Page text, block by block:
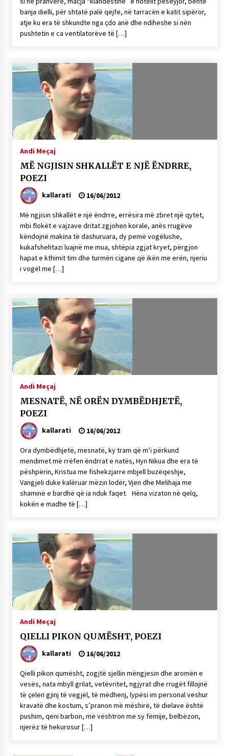
banja dielli, për shtatë palë qejfe, në tarracën e katit sipëror,
atje ku era të shkundte nga çdo anë dhe ndiheshe si nën
pushtetin e ca ventilatorëve të […]
Andi Meçaj
MË NGJISIN SHKALLËT E NJË ËNDRRE,
POEZI
kallarati 16/06/2012
Më ngjisin shkallët e një ëndrre, errësira më zbret një qytet,
mbi flokët e vajzave dritat zgjohen korale, anës rrugëve
këndojnë makina të dashuruara, dy pemë vogëlushe,
kukafshehtazi luajnë me mua, shtëpia zgjat kryet, përgjon
hapat e kthimit tim dhe turmën cigane që ikën me erën, njeriu
i vogël me […]
Andi Meçaj
MESNATË, NË ORËN DYMBËDHJETË,
POEZI
kallarati 16/06/2012
Ora dymbëdhjetë, mesnatë, ky tram që m’i përkund
mendimet më rrëfen ëndrrat e natës, Hyn Nikua dhe era të
pëshpërin, Kristua me fishekzjarre mbjell buzëqeshje,
Vangjeli duke kalëruar mëzin lodër, Vjen dhe Melihaja me
shaminë e bardhë që ia nduk faqet. Hëna vizaton në qelq,
kokën e madhe të […]
Andi Meçaj
QIELLI PIKON QUMËSHT, POEZI
kallarati 16/06/2012
Qielli pikon qumësht, zogjtë sjellin mëngjesin dhe aromën e
vesës, nata mbyll grilat, vetëvritet, ngjyrat dhe rrugët fillojnë
të çelen gjinj të vegjël, të mëdhenj, lypësi im personal veshur
kravatë dhe kostum, s’pranon më mëshirë, të dielave është
pushim, qeni barbon, më vështron me sy fëmije, belbëzon,
njerëz të hekurosur […]